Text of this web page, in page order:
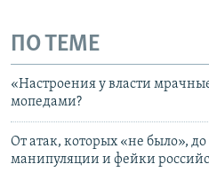
ПО ТЕМЕ
«Настроения у власти
мопедами?
От атак, которых «не было»,
манипуляции и фейки